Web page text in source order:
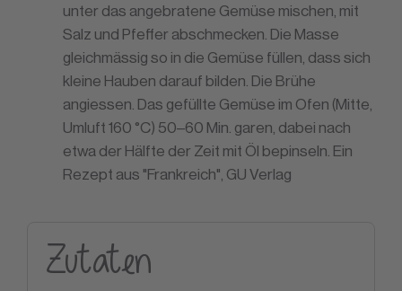
unter das angebratene Gemüse mischen, mit
Salz und Pfeffer abschmecken. Die Masse
gleichmässig so in die Gemüse füllen, dass sich
kleine Hauben darauf bilden. Die Brühe
angiessen. Das gefüllte Gemüse im Ofen (Mitte,
Umluft 160 °C) 50–60 Min. garen, dabei nach
etwa der Hälfte der Zeit mit Öl bepinseln. Ein
Rezept aus "Frankreich", GU Verlag
Zutaten